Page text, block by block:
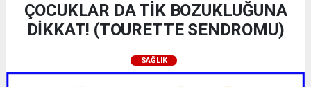
ÇOCUKLAR DA TİK BOZUKLUĞUNA
DİKKAT! (TOURETTE SENDROMU)
SAĞLIK